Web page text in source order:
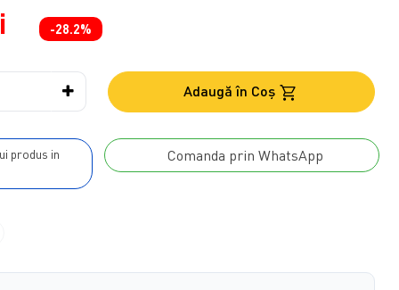
-28.2%
Adaugă în Coş
Comanda prin WhatsApp